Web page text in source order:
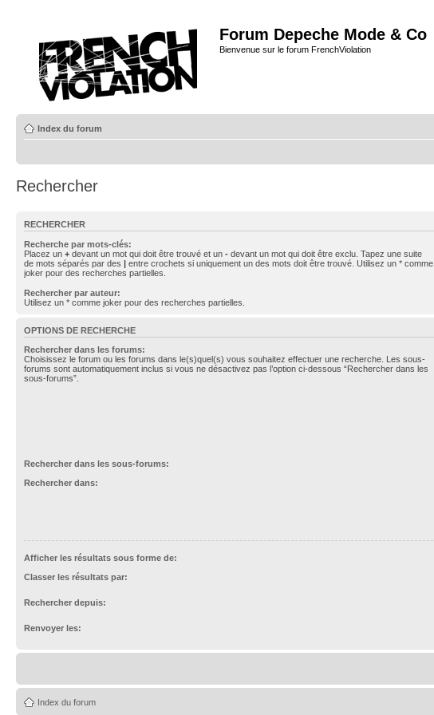
Forum Depeche Mode & Co
Bienvenue sur le forum FrenchViolation
Index du forum
Rechercher
RECHERCHER
Recherche par mots-clés:
Placez un + devant un mot qui doit être trouvé et un - devant un mot qui doit être exclu. Tapez une suite
de mots séparés par des | entre crochets si uniquement un des mots doit être trouvé. Utilisez un * comme
joker pour des recherches partielles.
Rechercher par auteur:
Utilisez un * comme joker pour des recherches partielles.
OPTIONS DE RECHERCHE
Rechercher dans les forums:
Choisissez le forum ou les forums dans le(s)quel(s) vous souhaitez effectuer une recherche. Les sous-
forums sont automatiquement inclus si vous ne désactivez pas l’option ci-dessous “Rechercher dans les
sous-forums”.
Rechercher dans les sous-forums:
Rechercher dans:
Afficher les résultats sous forme de:
Classer les résultats par:
Rechercher depuis:
Renvoyer les:
Index du forum